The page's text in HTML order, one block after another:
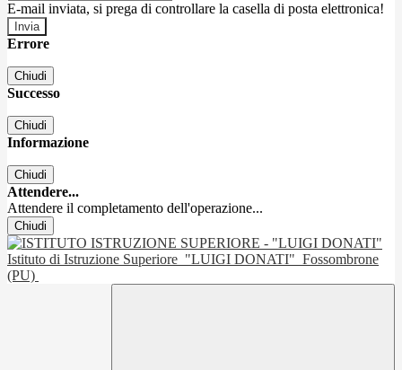
E-mail inviata, si prega di controllare la casella di posta elettronica!
Errore
Chiudi
Successo
Chiudi
Informazione
Chiudi
Attendere...
Attendere il completamento dell'operazione...
Chiudi
Istituto di Istruzione Superiore "LUIGI DONATI" Fossombrone
(PU)